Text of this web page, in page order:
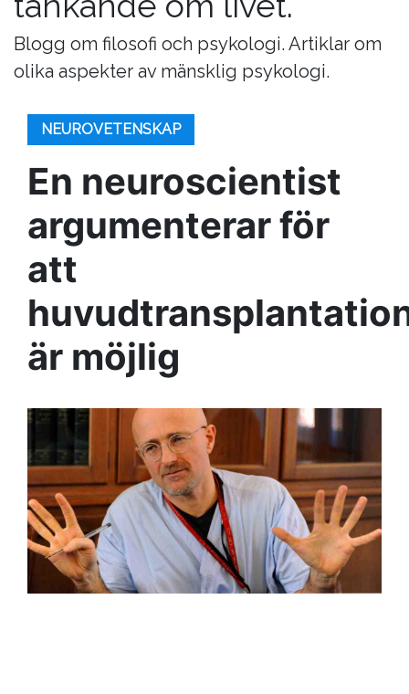
Blogg om filosofi och psykologi. Artiklar om
olika aspekter av mänsklig psykologi.
NEUROVETENSKAP
En neuroscientist
argumenterar för
att
är möjlig